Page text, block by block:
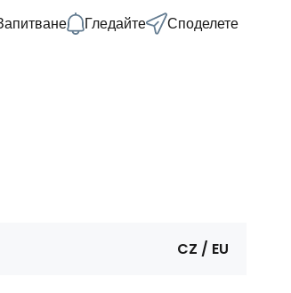
Гледайте Споделете
CZ / EU